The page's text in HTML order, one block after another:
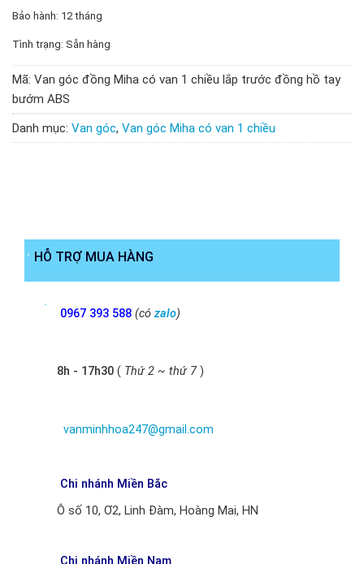
Bảo hành: 12 tháng
Tình trạng: Sẵn hàng
Mã: Van góc đồng Miha có van 1 chiều lắp trước đồng hồ tay
bướm ABS
Danh mục: Van góc, Van góc Miha có van 1 chiều
HỖ TRỢ MUA HÀNG
0967 393 588 (cózalo)
8h - 17h30 ( Thứ 2 ~ thứ 7 )
vanminhhoa247@gmail.com
Chi nhánh Miền Bắc
Ô số 10, Ơ2, Linh Đàm, Hoàng Mai, HN